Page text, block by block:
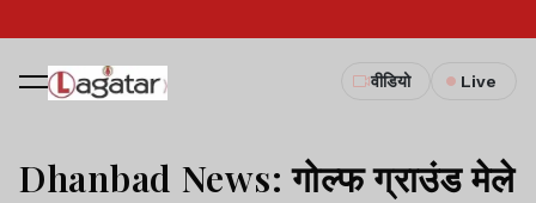
वीडियो Live
Dhanbad News: गोल्फ ग्राउंड मेले